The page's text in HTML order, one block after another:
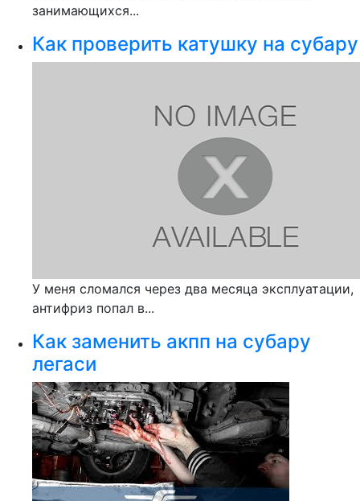
занимающихся...
Как проверить катушку на субару
У меня сломался через два месяца эксплуатации,
антифриз попал в...
Как заменить акпп на субару
легаси